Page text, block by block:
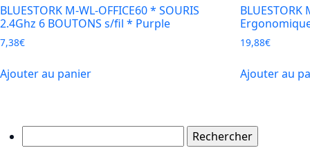
BLUESTORK M-WL-OFFICE60 * SOURIS
2.4Ghz 6 BOUTONS s/fil * Purple
7,38€
Ajouter au panier
BLUESTORK
19,88€
Ajouter au